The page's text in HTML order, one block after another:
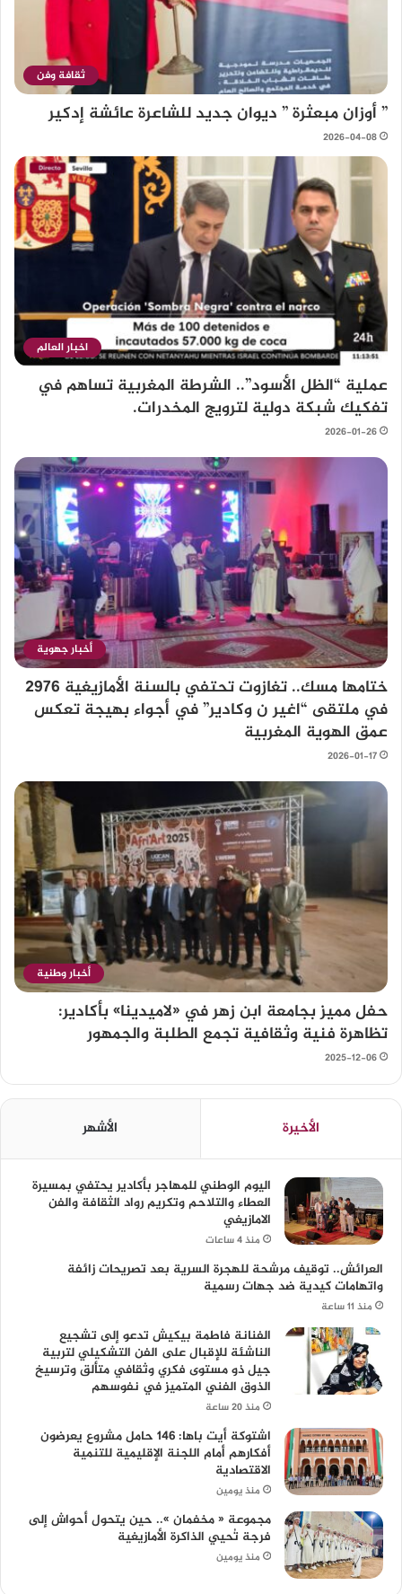
ثقافة وفن
” أوزان مبعثرة ” ديوان جديد للشاعرة عائشة إدكير
2026-04-08
اخبار العالم
عملية “الظل الأسود”.. الشرطة المغربية تساهم في
تفكيك شبكة دولية لترويج المخدرات.
2026-01-26
أخبار جهوية
ختامها مسك.. تغازوت تحتفي بالسنة الأمازيغية 2976
في ملتقى “اغير ن وكادير” في أجواء بهيجة تعكس
عمق الهوية المغربية
2026-01-17
أخبار وطنية
حفل مميز بجامعة ابن زهر في «لاميدينا» بأكادير:
تظاهرة فنية وثقافية تجمع الطلبة والجمهور
2025-12-06
الأخيرة الأشهر
اليوم الوطني للمهاجر بأكادير يحتفي بمسيرة
العطاء والتلاحم وتكريم رواد الثقافة والفن
الامازيغي
منذ 4 ساعات
العرائش.. توقيف مرشحة للهجرة السرية بعد تصريحات زائفة
واتهامات كيدية ضد جهات رسمية
منذ 11 ساعة
الفنانة فاطمة بيكيش تدعو إلى تشجيع
الناشئة للإقبال على الفن التشكيلي لتربية
جيل ذو مستوى فكري وثقافي متألق وترسيخ
الذوق الفني المتميز في نفوسهم
منذ 20 ساعة
اشتوكة أيت باها: 146 حامل مشروع يعرضون
أفكارهم أمام اللجنة الإقليمية للتنمية
الاقتصادية
منذ يومين
مجموعة « مخفمان ».. حين يتحول أحواش إلى
فرجة تُحيي الذاكرة الأمازيغية
منذ يومين